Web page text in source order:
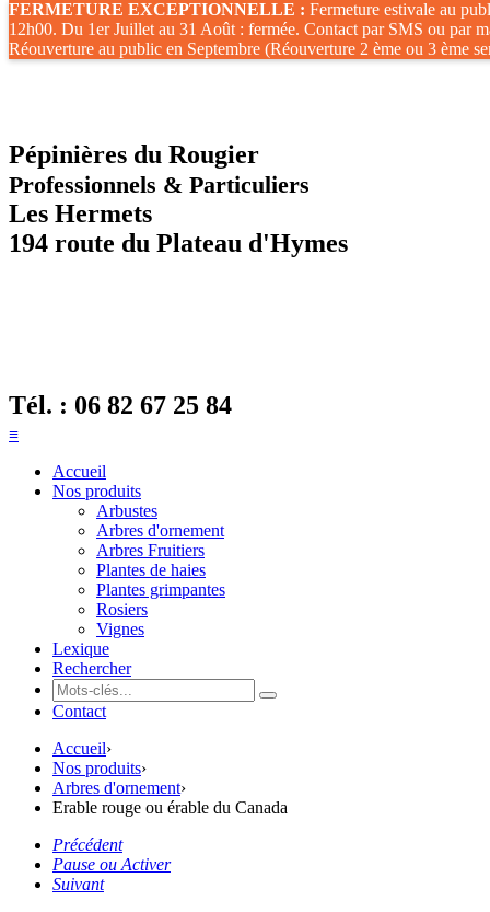
FERMETURE EXCEPTIONNELLE : Fermeture estivale au
12h00. Du 1er Juillet au 31 Août : fermée. Contact par SMS ou par
Réouverture au public en Septembre (Réouverture 2 ème ou 3 ème
Pépinières du Rougier
Professionnels & Particuliers
Les Hermets
194 route du Plateau d'Hymes
Tél. : 06 82 67 25 84
≡
Accueil
Nos produits
Arbustes
Arbres d'ornement
Arbres Fruitiers
Plantes de haies
Plantes grimpantes
Rosiers
Vignes
Lexique
Rechercher
Contact
Accueil›
Nos produits›
Arbres d'ornement›
Erable rouge ou érable du Canada
Précédent
Pause ou Activer
Suivant